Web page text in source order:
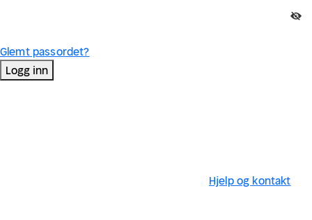
Glemt passordet?
Logg inn
Hjelp og kontakt